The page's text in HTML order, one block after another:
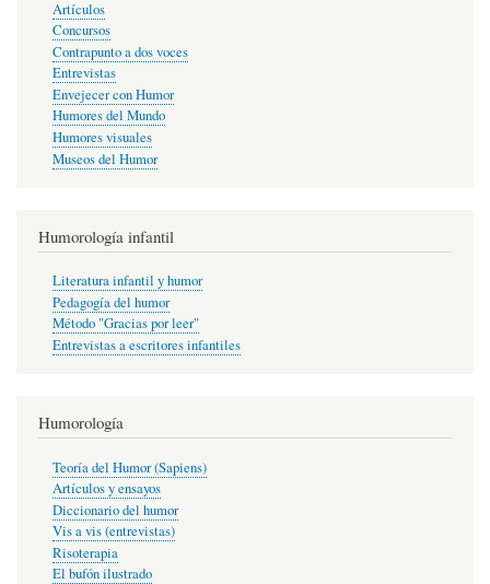
Artículos
Concursos
Contrapunto a dos voces
Entrevistas
Envejecer con Humor
Humores del Mundo
Humores visuales
Museos del Humor
Humorología infantil
Literatura infantil y humor
Pedagogía del humor
Método "Gracias por leer"
Entrevistas a escritores infantiles
Humorología
Teoría del Humor (Sapiens)
Artículos y ensayos
Diccionario del humor
Vis a vis (entrevistas)
Risoterapia
El bufón ilustrado